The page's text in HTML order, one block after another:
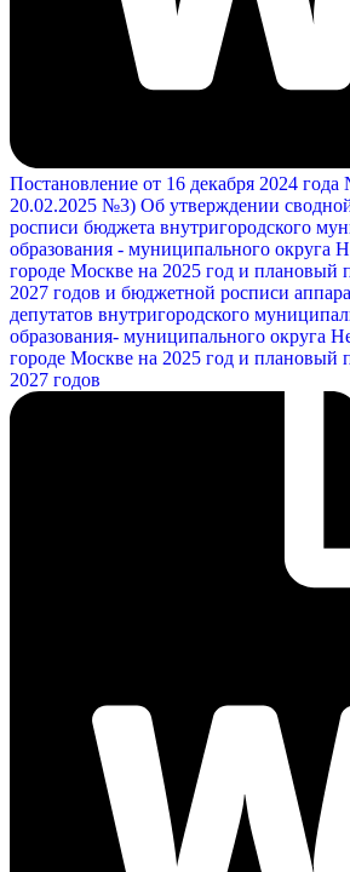
Постановление от 16 декабря 2024
20.02.2025 №3) Об утверждении
росписи бюджета внутригородского
образования - муниципального округа
городе Москве на 2025 год и плановый
2027 годов и бюджетной росписи
депутатов внутригородского
образования- муниципального округа
городе Москве на 2025 год и плановый
2027 годов